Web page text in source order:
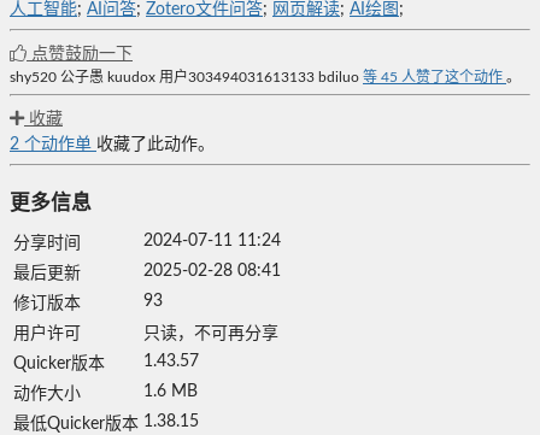
人工智能; AI问答; Zotero文件问答; 网页解读; AI绘图 ;
点赞鼓励一下
shy520 公子愚 kuudox 用户303494031613133 bdiluo 等 45 人赞了这个动作 。
收藏
2 个动作单 收藏了此动作。
更多信息
分享时间
2024-07-11 11:24
最后更新
2025-02-28 08:41
修订版本
93
用户许可
只读，不可再分享
Quicker版本
1.43.57
动作大小
1.6 MB
最低Quicker版本 1.38.15